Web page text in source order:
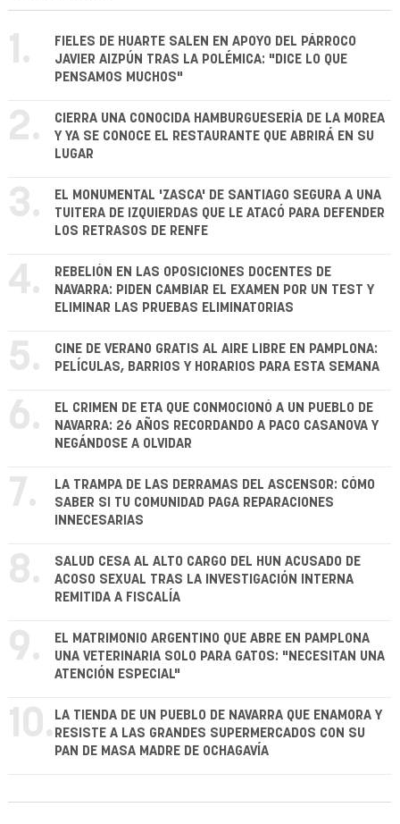
1.
FIELES DE HUARTE SALEN EN APOYO DEL PÁRROCO
JAVIER AIZPÚN TRAS LA POLÉMICA: "DICE LO QUE
PENSAMOS MUCHOS"
2.
CIERRA UNA CONOCIDA HAMBURGUESERÍA DE LA MOREA
Y YA SE CONOCE EL RESTAURANTE QUE ABRIRÁ EN SU
LUGAR
3.
EL MONUMENTAL 'ZASCA' DE SANTIAGO SEGURA A UNA
TUITERA DE IZQUIERDAS QUE LE ATACÓ PARA DEFENDER
LOS RETRASOS DE RENFE
4.
REBELIÓN EN LAS OPOSICIONES DOCENTES DE
NAVARRA: PIDEN CAMBIAR EL EXAMEN POR UN TEST Y
ELIMINAR LAS PRUEBAS ELIMINATORIAS
5.
CINE DE VERANO GRATIS AL AIRE LIBRE EN PAMPLONA:
PELÍCULAS, BARRIOS Y HORARIOS PARA ESTA SEMANA
6.
EL CRIMEN DE ETA QUE CONMOCIONÓ A UN PUEBLO DE
NAVARRA: 26 AÑOS RECORDANDO A PACO CASANOVA Y
NEGÁNDOSE A OLVIDAR
7.
LA TRAMPA DE LAS DERRAMAS DEL ASCENSOR: CÓMO
SABER SI TU COMUNIDAD PAGA REPARACIONES
INNECESARIAS
8.
SALUD CESA AL ALTO CARGO DEL HUN ACUSADO DE
ACOSO SEXUAL TRAS LA INVESTIGACIÓN INTERNA
REMITIDA A FISCALÍA
9.
EL MATRIMONIO ARGENTINO QUE ABRE EN PAMPLONA
UNA VETERINARIA SOLO PARA GATOS: "NECESITAN UNA
ATENCIÓN ESPECIAL"
10. LA TIENDA DE UN PUEBLO DE NAVARRA QUE ENAMORA Y
RESISTE A LAS GRANDES SUPERMERCADOS CON SU
PAN DE MASA MADRE DE OCHAGAVÍA